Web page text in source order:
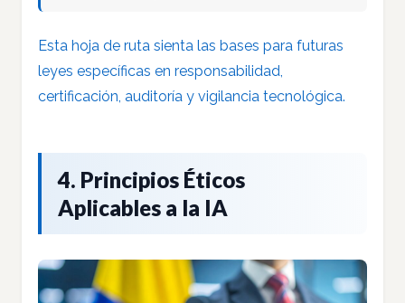
Esta hoja de ruta sienta las bases para futuras
leyes específicas en responsabilidad,
certificación, auditoría y vigilancia tecnológica.
4. Principios Éticos
Aplicables a la IA